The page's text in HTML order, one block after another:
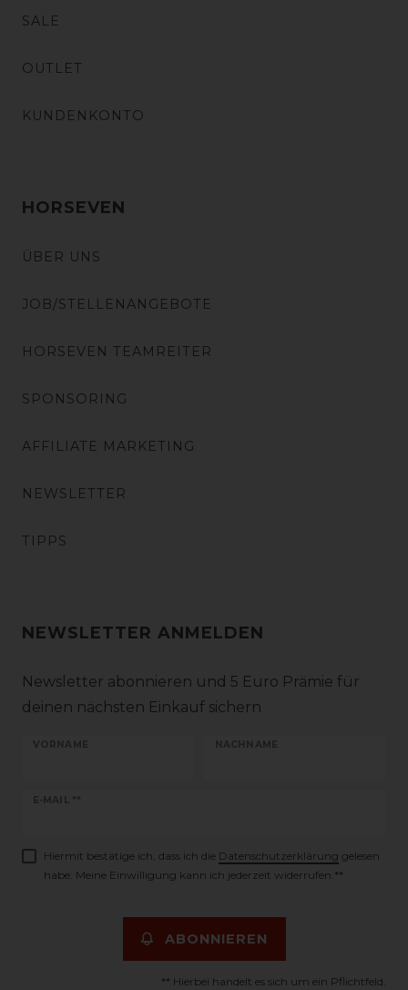
SALE
OUTLET
KUNDENKONTO
HORSEVEN
ÜBER UNS
JOB/STELLENANGEBOTE
HORSEVEN TEAMREITER
SPONSORING
AFFILIATE MARKETING
NEWSLETTER
TIPPS
NEWSLETTER ANMELDEN
Newsletter abonnieren und 5 Euro Prämie für
deinen nächsten Einkauf sichern
VORNAME NACHNAME
E-MAIL **
Newsletter
Hiermit bestätige ich, dass ich die Daten­schutz­erklärung gelesen
habe. Meine Einwilligung kann ich jederzeit widerrufen.**
ABONNIEREN
** Hierbei handelt es sich um ein Pflichtfeld.